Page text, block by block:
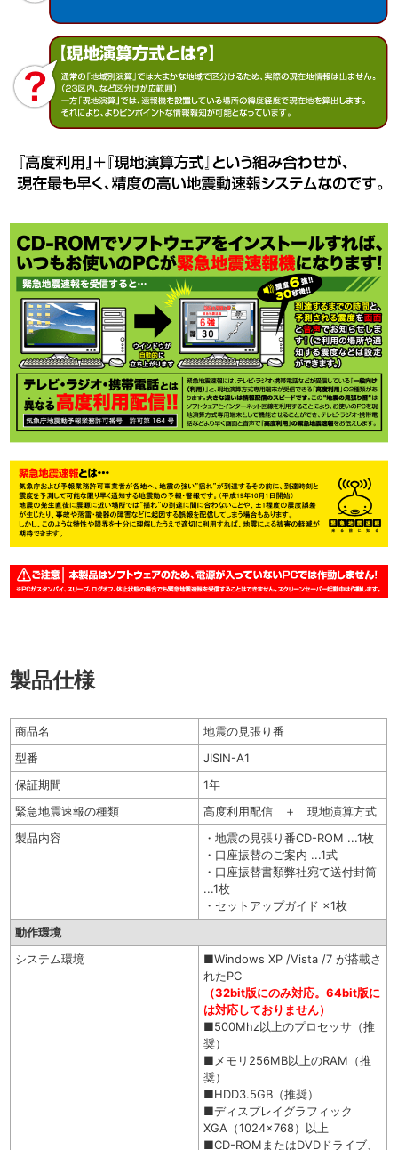
製品仕様
商品名
地震の見張り番
型番
JISIN-A1
保証期間
1年
緊急地震速報の種類
高度利用配信 ＋ 現地演算方式
製品内容
・地震の見張り番CD-ROM ...1枚
・口座振替のご案内 ...1式
・口座振替書類弊社宛て送付封筒
...1枚
・セットアップガイド ×1枚
動作環境
システム環境
■Windows XP /Vista /7 が搭載さ
れたPC
（32bit版にのみ対応。64bit版に
は対応しておりません）
■500Mhz以上のプロセッサ（推
奨）
■メモリ256MB以上のRAM（推
奨）
■HDD3.5GB（推奨）
■ディスプレイグラフィック
XGA（1024x768）以上
■CD-ROMまたはDVDドライブ、